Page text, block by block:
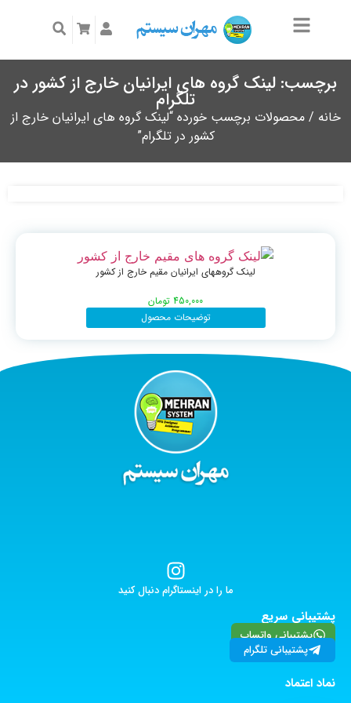
برچسب: لینک گروه های ایرانیان خارج از کشور در
تلگرام
خانه / محصولات برچسب خورده “لینک گروه های ایرانیان خارج از
کشور در تلگرام”
لینک گروههای ایرانیان مقیم خارج از کشور
450,000 تومان
توضیحات محصول
ما را در اینستاگرام دنبال کنید
پشتیبانی سریع
پشتیبانی واتساپ
پشتیبانی تلگرام
نماد اعتماد